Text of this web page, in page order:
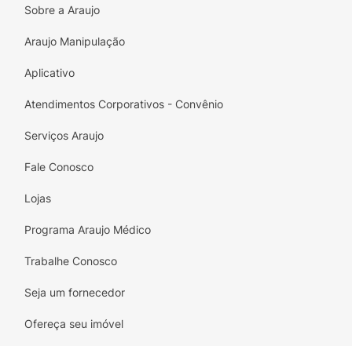
extra
• FORMATO ANATÔMICO: Absorvente que se
adapta ao corpo para maior conforto
• CONTROLA ODORES: Neutraliza odores e
mantém você fresca
• DISCRIÇÃO: Absorventes finos e discretos
para uso diário
• TAMANHO PEQUENO: Absorventes Always
Sobre a Araujo
Araujo Manipulação
Aplicativo
Atendimentos Corporativos - Convênio
Serviços Araujo
Fale Conosco
Lojas
Programa Araujo Médico
Trabalhe Conosco
Seja um fornecedor
Ofereça seu imóvel